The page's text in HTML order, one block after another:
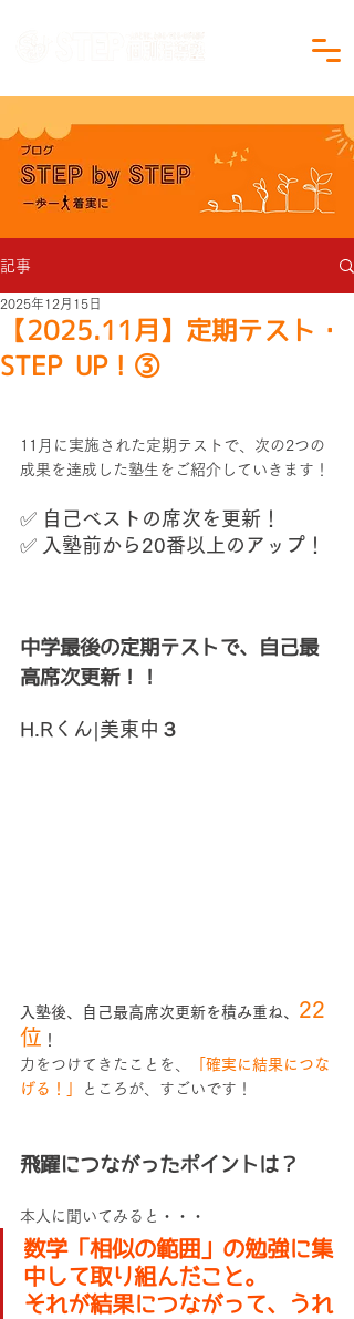
記事
【2025.11月】定期テスト・
STEP UP！③
2025年12月15日
11月に実施された定期テストで、次の2つの
成果を達成した塾生をご紹介していきます！
✅ 自己ベストの席次を更新！
✅ 入塾前から20番以上のアップ！
中学最後の定期テストで、自己最
高席次更新！！
H.Rくん|美東中３
入塾後、自己最高席次更新を積み重ね、 22
位 ！
力をつけてきたことを、
「確実に結果につな
げる！」
ところが、すごいです！
飛躍につながったポイントは？
本人に聞いてみると・・・
数学「相似の範囲」の勉強に集
中して取り組んだこと。
それが結果につながって、うれ